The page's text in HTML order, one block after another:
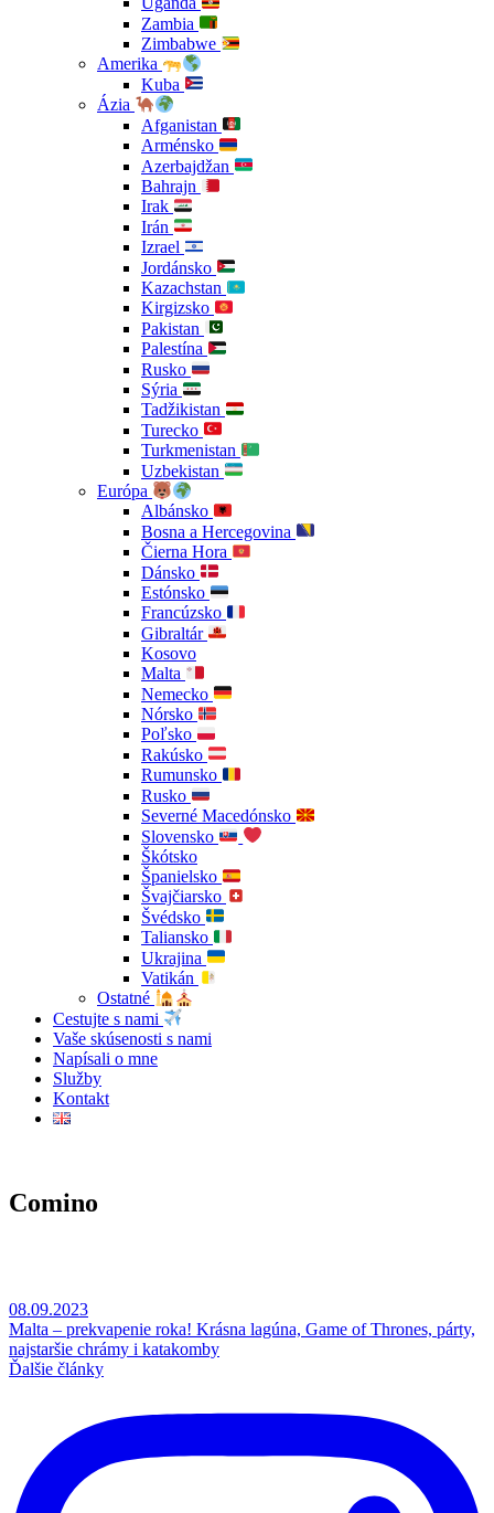
Zambia
Zimbabwe
Amerika
Kuba
Ázia
Afganistan
Arménsko
Azerbajdžan
Bahrajn
Irak
Irán
Izrael
Jordánsko
Kazachstan
Kirgizsko
Pakistan
Palestína
Rusko
Sýria
Tadžikistan
Turecko
Turkmenistan
Uzbekistan
Európa
Albánsko
Bosna a Hercegovina
Čierna Hora
Dánsko
Estónsko
Francúzsko
Gibraltár
Kosovo
Malta
Nemecko
Nórsko
Poľsko
Rakúsko
Rumunsko
Rusko
Severné Macedónsko
Slovensko
Škótsko
Španielsko
Švajčiarsko
Švédsko
Taliansko
Ukrajina
Vatikán
Ostatné
Cestujte s nami
Vaše skúsenosti s nami
Napísali o mne
Služby
Kontakt
Comino
08.09.2023
Malta – prekvapenie roka! Krásna lagúna, Game of Thrones, párty,
najstaršie chrámy i katakomby
Ďalšie články